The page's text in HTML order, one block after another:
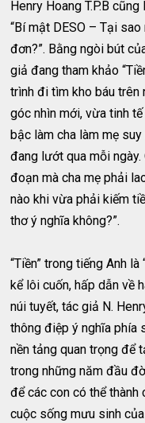
Henry Hoang T.P.B
“Bí mật DESO – Tại
đơn?”. Bằng ngòi bút
giả đang tham khảo
trình đi tìm kho báu trên
góc nhìn mới, vừa tinh
bậc làm cha làm mẹ
đang lướt qua mỗi
đoạn mà cha mẹ phải
nào khi vừa phải kiếm
thơ ý nghĩa không?”.
“Tiền” trong tiếng Anh
kể lôi cuốn, hấp dẫn về
núi tuyết, tác giả N.
thông điệp ý nghĩa phía
nền tảng quan trọng để
trong những năm đầu
để các con có thể thành
cuộc sống mưu sinh